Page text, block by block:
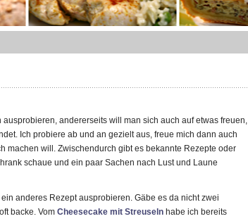
andererseits will man sich auch auf etwas freuen,
Ich probiere ab und an gezielt aus, freue mich dann auch
machen will. Zwischendurch gibt es bekannte Rezepte oder
schaue und ein paar Sachen nach Lust und Laune
anderes Rezept ausprobieren. Gäbe es da nicht zwei
backe. Vom Cheesecake mit Streuseln habe ich bereits